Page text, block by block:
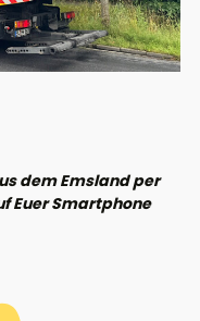
dem Emsland per
Euer Smartphone